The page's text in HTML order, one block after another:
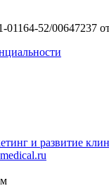
52/00647237
и развитие